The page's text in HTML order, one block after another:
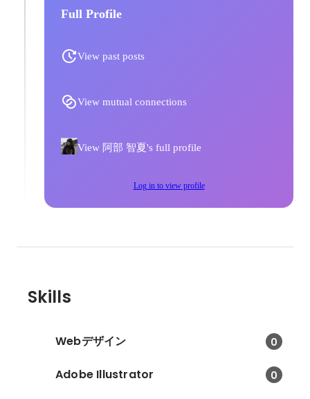
Full Profile
View past posts
View mutual connections
View 阿部 智夏's full profile
Log in to view profile
Skills
Webデザイン 0
Adobe Illustrator 0